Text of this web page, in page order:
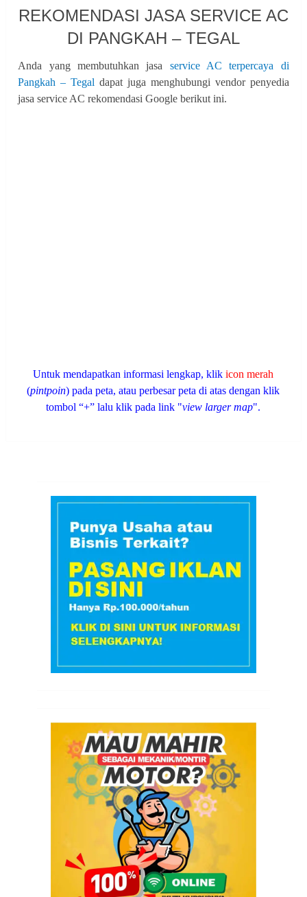
REKOMENDASI JASA SERVICE AC
DI PANGKAH – TEGAL
Anda yang membutuhkan jasa service AC terpercaya di
Pangkah – Tegal dapat juga menghubungi vendor penyedia
jasa service AC rekomendasi Google berikut ini.
Untuk mendapatkan informasi lengkap, klikicon merah
(pintpoin) pada peta, atau perbesar peta di atas dengan klik
tombol “+” lalu klik pada link "view larger map".